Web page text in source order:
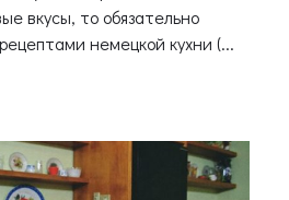
вкусы, то обязательно
немецкой кухни (...